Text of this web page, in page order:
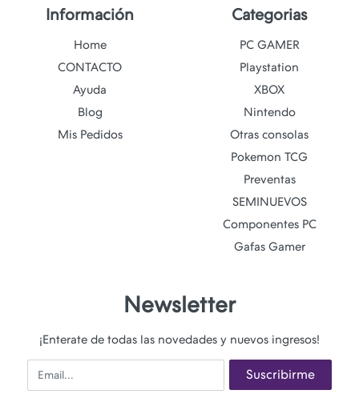
Información
Home
CONTACTO
Ayuda
Blog
Mis Pedidos
Categorias
PC GAMER
Playstation
XBOX
Nintendo
Otras consolas
Pokemon TCG
Preventas
SEMINUEVOS
Componentes PC
Gafas Gamer
Newsletter
¡Enterate de todas las novedades y nuevos ingresos!
Email Suscribirme